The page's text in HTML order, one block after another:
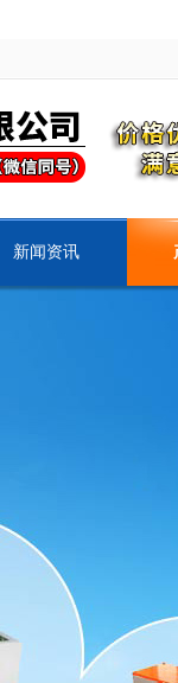
新闻资讯